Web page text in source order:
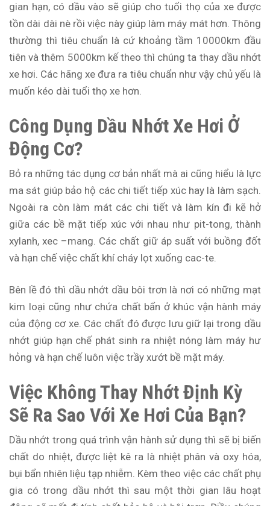
gian hạn, có dầu vào sẽ giúp cho tuổi thọ của xe được
tồn dài dài nè rồi việc này giúp làm máy mát hơn. Thông
thường thì tiêu chuẩn là cứ khoảng tầm 10000km đầu
tiên và thêm 5000km kế theo thì chúng ta thay dầu nhớt
xe hơi. Các hãng xe đưa ra tiêu chuẩn như vậy chủ yếu là
muốn kéo dài tuổi thọ xe hơn.
Công Dụng Dầu Nhớt Xe Hơi Ở
Động Cơ?
Bỏ ra những tác dụng cơ bản nhất mà ai cũng hiểu là lực
ma sát giúp bảo hộ các chi tiết tiếp xúc hay là làm sạch.
Ngoài ra còn làm mát các chi tiết và làm kín đi kẽ hở
giữa các bề mặt tiếp xúc với nhau như pit-tong, thành
xylanh, xec –mang. Các chất giữ áp suất với buồng đốt
và hạn chế việc chất khí cháy lọt xuống cac-te.
Bên lề đó thì dầu nhớt dầu bôi trơn là nơi có những mạt
kim loại cũng như chứa chất bẩn ở khúc vận hành máy
của động cơ xe. Các chất đó được lưu giữ lại trong dầu
nhớt giúp hạn chế phát sinh ra nhiệt nóng làm máy hư
hỏng và hạn chế luôn việc trầy xướt bề mặt máy.
Việc Không Thay Nhớt Định Kỳ
Sẽ Ra Sao Với Xe Hơi Của Bạn?
Dầu nhớt trong quá trình vận hành sử dụng thì sẽ bị biến
chất do nhiệt, được liệt kê ra là nhiệt phân và oxy hóa,
bụi bẩn nhiên liệu tạp nhiễm. Kèm theo việc các chất phụ
gia có trong dầu nhớt thì sau một thời gian lâu hoạt